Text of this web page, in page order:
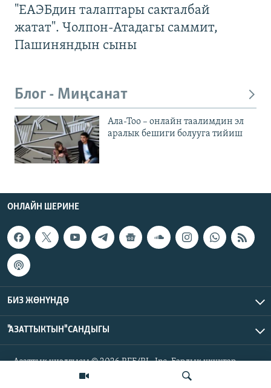
"ЕАЭБдин талаптары сакталбай
жатат". Чолпон-Атадагы саммит,
Пашиняндын сыны
Блог - Миңсанат
Ала-Тоо – онлайн таалимдин эл
аралык бешиги болууга тийиш
ОНЛАЙН ШЕРИНЕ
БИЗ ЖӨНҮНДӨ
"АЗАТТЫКТЫН" САНДЫГЫ
Азаттык үналгысы © 2026 RFE/RL, Inc. Бардык укуктар